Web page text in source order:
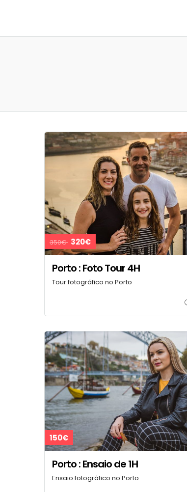
350€ 320€
Porto : Foto Tour 4H
Tour fotográfico no Porto
150€
Porto : Ensaio de 1H
Ensaio fotográfico no Porto